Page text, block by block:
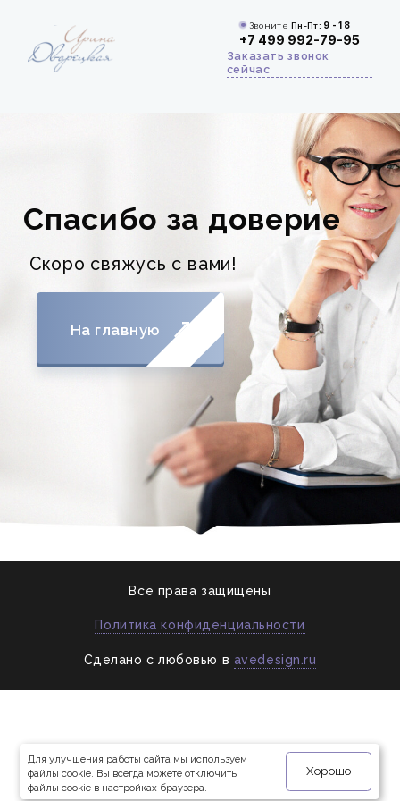
ЗвонитеПн-Пт: 9 - 18
+7 499 992-79-95
Заказать звонок
сейчас
УСЛУГИ
Спасибо за доверие
Скоро свяжусь с вами!
На главную
Все права защищены
Политика конфиденциальности
Сделано с любовью в avedesign.ru
Для улучшения работы сайта мы используем
файлы cookie. Вы всегда можете отключить
файлы cookie в настройках браузера.
Хорошо